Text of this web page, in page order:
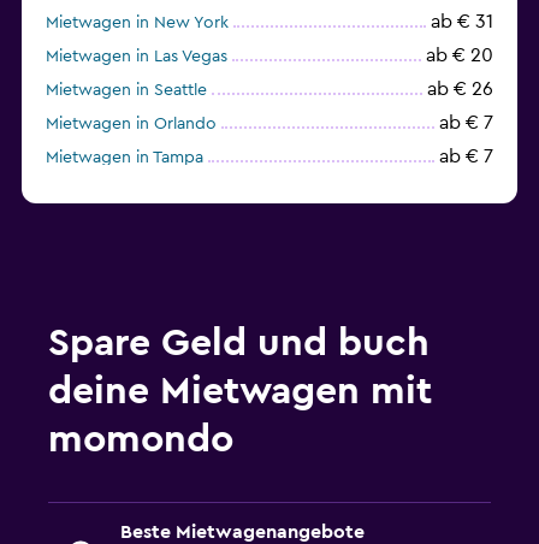
Mietwagen in New York ab € 31
Mietwagen in Las Vegas ab € 20
Mietwagen in Seattle ab € 26
Mietwagen in Orlando ab € 7
Mietwagen in Tampa ab € 7
Spare Geld und buch
deine Mietwagen mit
momondo
Beste Mietwagenangebote